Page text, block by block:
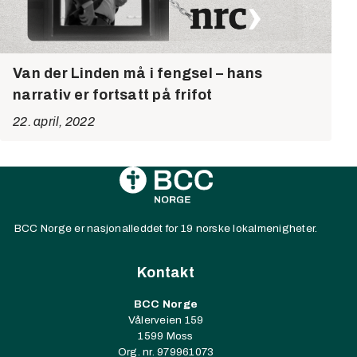
Van der Linden må i fengsel – hans
narrativ er fortsatt på frifot
22. april, 2022
BCC Norge er nasjonalleddet for 19 norske lokalmenigheter.
Kontakt
BCC Norge
Vålerveien 159
1599 Moss
Org. nr. 979961073